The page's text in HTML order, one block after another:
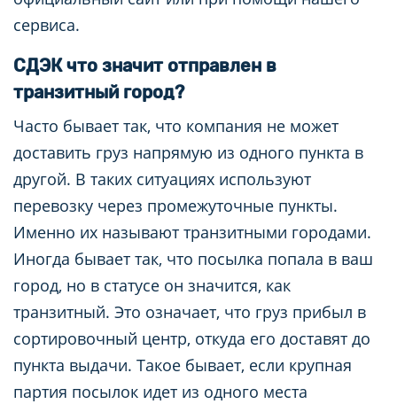
сервиса.
СДЭК что значит отправлен в
транзитный город?
Часто бывает так, что компания не может
доставить груз напрямую из одного пункта в
другой. В таких ситуациях используют
перевозку через промежуточные пункты.
Именно их называют транзитными городами.
Иногда бывает так, что посылка попала в ваш
город, но в статусе он значится, как
транзитный. Это означает, что груз прибыл в
сортировочный центр, откуда его доставят до
пункта выдачи. Такое бывает, если крупная
партия посылок идет из одного места